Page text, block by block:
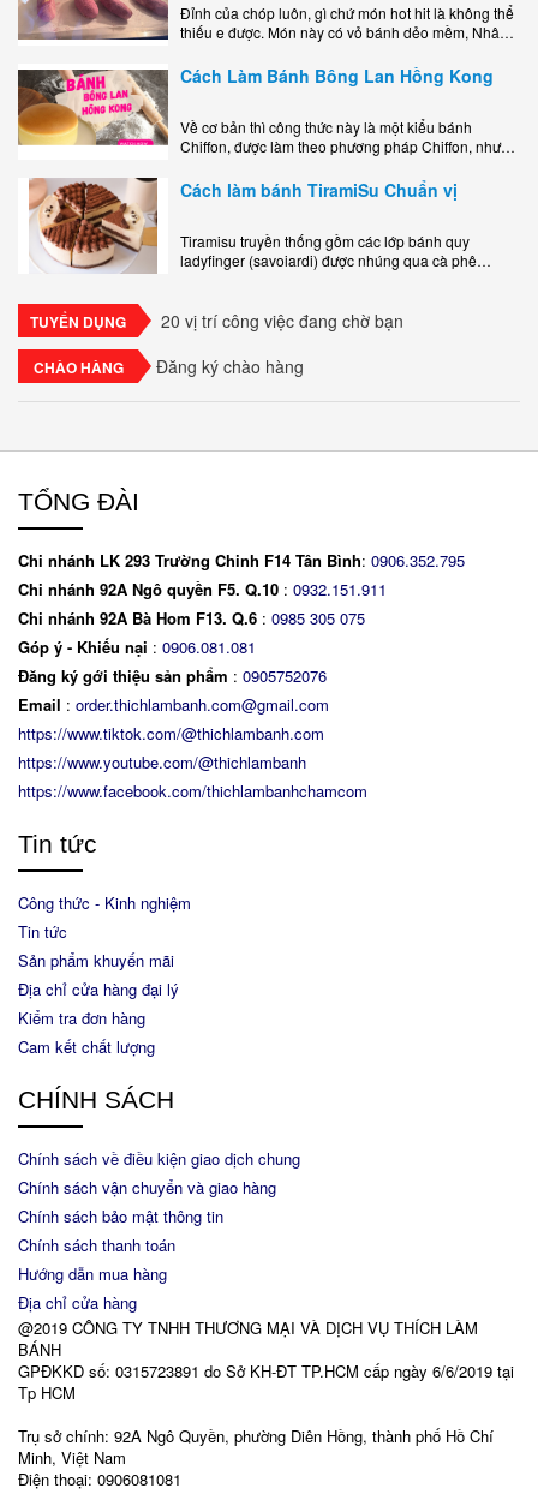
Đỉnh của chóp luôn, gì chứ món hot hit là không thể
thiếu e được. Món này có vỏ bánh dẻo mềm, Nhân
Cách Làm Bánh Bông Lan Hồng Kong
Về cơ bản thì công thức này là một kiểu bánh
Chiffon, được làm theo phương pháp Chiffon, nhưng
ngon, làm..
Cách làm bánh TiramiSu Chuẩn vị
Tiramisu truyền thống gồm các lớp bánh quy
ladyfinger (savoiardi) được nhúng qua cà phê
TUYỂN DỤNG 20 vị trí công việc đang chờ bạn
CHÀO HÀNG Đăng ký chào hàng
TỔNG ĐÀI
Chi nhánh LK 293 Trường Chinh F14 Tân Bình: 0906.352.795
Chi nhánh 92A Ngô quyền F5. Q.10 : 0932.151.911
Chi nhánh 92A Bà Hom F13. Q.6 : 0985 305 075
Góp ý - Khiếu nại : 0906.081.081
Đăng ký gới thiệu sản phẩm : 0905752076
Email : order.thichlambanh.com@gmail.com
https://www.tiktok.com/@thichlambanh.com
https://www.youtube.com/@thichlambanh
https://www.facebook.com/thichlambanhchamcom
Tin tức
Công thức - Kinh nghiệm
Tin tức
Sản phẩm khuyến mãi
Địa chỉ cửa hàng đại lý
Kiểm tra đơn hàng
Cam kết chất lượng
CHÍNH SÁCH
Chính sách về điều kiện giao dịch chung
Chính sách vận chuyển và giao hàng
Chính sách bảo mật thông tin
Chính sách thanh toán
Hướng dẫn mua hàng
Địa chỉ cửa hàng
@2019 CÔNG TY TNHH THƯƠNG MẠI VÀ DỊCH VỤ THÍCH LÀM
BÁNH
GPĐKKD số: 0315723891 do Sở KH-ĐT TP.HCM cấp ngày 6/6/2019 tại
Tp HCM
Trụ sở chính: 92A Ngô Quyền, phường Diên Hồng, thành phố Hồ Chí
Minh, Việt Nam
Điện thoại: 0906081081